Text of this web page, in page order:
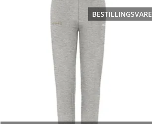
BESTILLINGSVARE